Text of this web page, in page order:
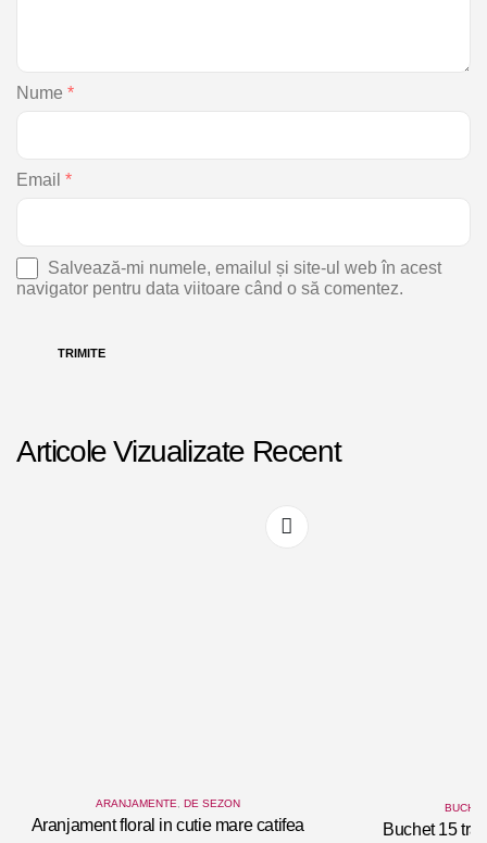
Nume *
Email *
Salvează-mi numele, emailul și site-ul web în acest
navigator pentru data viitoare când o să comentez.
Articole Vizualizate Recent
ARANJAMENTE DE SEZON
Aranjament floral in cutie mare catifea Buchet 15